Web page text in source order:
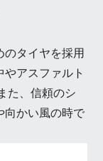
タイヤを採用
アスファルト
た、信頼のシ
向かい風の時で